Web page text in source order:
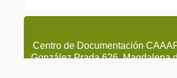
Centro de Documentación
González Prada 626, Magdalena